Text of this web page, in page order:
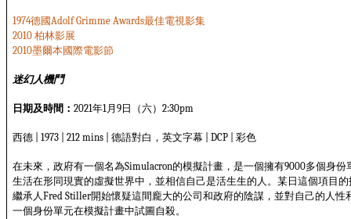
1974德國Adolf Grimme Awards最佳電視影集
2010柏林影展
2010墨爾本國際電影節
迷幻人機鬥
日期及時間：2021年1月9日（六）2:30pm
西德 | 1973 | 212 mins |德語對白，英文字幕 | DCP |彩色
在未來，政府有一個名為Simulacron的模擬計畫，是一個擁有9000多個身份
生活在形同現實的虛擬世界中，並相信自己是活生生的人。某日這個項目
繼承人Fred Stiller開始懷疑這間龐大的公司和政府的陰謀，並對自己的人
一個身份單元在模擬計畫中試圖自殺。